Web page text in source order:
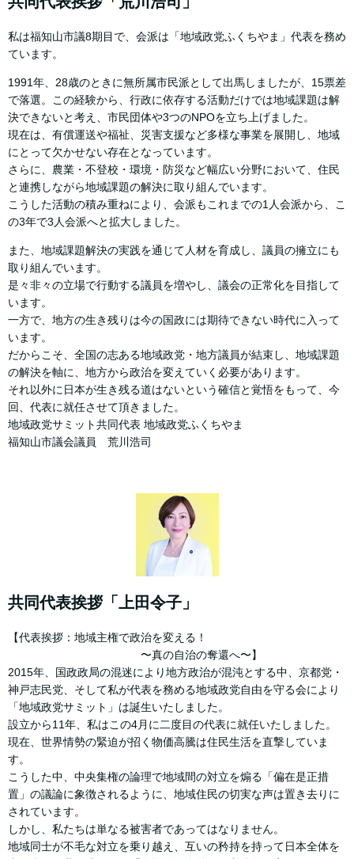
私は福知山市議8期目で、会派は「地域政党ふくちやま」代表を務め
ています。
1991年、28歳のときに無所属市民派として出馬しましたが、15票差
で落選。この経験から、行政に依存する活動だけでは地域課題は解
決できないと考え、市民団体や3つのNPOを立ち上げました。
現在は、有償運送や福祉、災害支援など多様な事業を展開し、地域
にとって欠かせない存在となっています。
さらに、農業・不登校・環境・防災など幅広い分野において、住民
と連携しながら地域課題の解決に取り組んでいます。
こうした活動の積み重ねにより、会派もこれまでの1人会派から、こ
の3年で3人会派へと拡大しました。
また、地域課題解決の実践を通じて人材を育成し、議員の擁立にも
取り組んでいます。
是々非々の立場で行動する議員を増やし、議会の正常化を目指して
います。
一方で、地方の生き残りは今の国政には期待できない時代に入って
います。
だからこそ、全国の志ある地域政党・地方議員が結束し、地域課題
の解決を軸に、地方から政治を変えていく必要があります。
それ以外に日本が生き残る道はないという確信と覚悟をもって、今
回、代表に就任させて頂きました。
地域政党サミット共同代表 地域政党ふくちやま
福知山市議会議員 荒川浩司
共同代表挨拶「上田令子」
【代表挨拶：地域主権で政治を変える！
〜真の自治の奪還へ〜】
2015年、国政政局の混迷により地方政治が混沌とする中、京都党・
神戸志民党、そして私が代表を務める地域政党自由を守る会により
「地域政党サミット」は誕生いたしました。
設立から11年、私はこの4月に二度目の代表に就任いたしました。
現在、世界情勢の緊迫が招く物価高騰は住民生活を直撃していま
す。
こうした中、中央集権の論理で地域間の対立を煽る「偏在是正措
置」の議論に象徴されるように、地域住民の切実な声は置き去りに
されています。
しかし、私たちは単なる被害者であってはなりません。
地域同士が不毛な対立を乗り越え、互いの矜持を持って日本全体を